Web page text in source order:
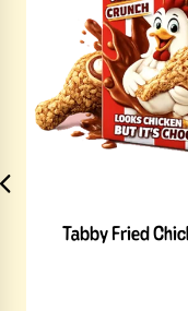
Tabby Fried